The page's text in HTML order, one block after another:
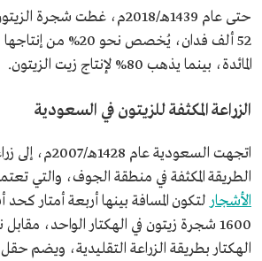
حتى عام 1439هـ/2018م، غطت
52 ألف فدان، يُخصص نحو
المائدة، بينما يذهب 80% لإنتاج زيت الزيتون.
الزراعة المكثفة للزيتون في السعودية
اتجهت السعودية
الطريقة المكثفة في منطقة الجوف، والتي
الأشجار لتكون المسافة بينها أربعة أمتار
الهكتار بطريقة الزراعة التقليدية، ويضم حقل